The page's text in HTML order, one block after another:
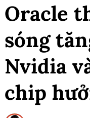
Oracle
sóng
Nvidia
chip